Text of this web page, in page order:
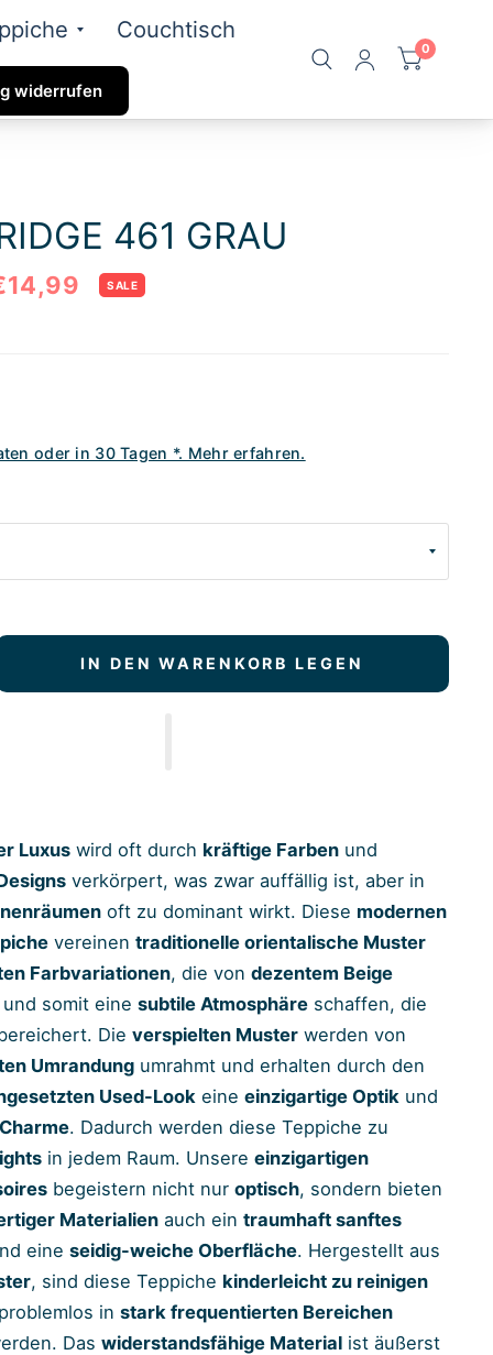
Couchtisch
widerrufen
0
461 GRAU
SALE
oder in 30 Tagen *. Mehr erfahren.
IN DEN WARENKORB LEGEN
Luxuswird oft durch kräftige Farbenund
verkörpert, was zwar auffällig ist, aber in
oft zu dominant wirkt. Diese modernen
vereinen traditionelle orientalische Muster
Farbvariationen, die von dezentem Beige
somit eine subtile Atmosphäreschaffen, die
Die verspielten Musterwerden von
Umrandungumrahmt und erhalten durch den
Used-Lookeine einzigartige Optikund
. Dadurch werden diese Teppiche zu
in jedem Raum. Unsere einzigartigen
begeistern nicht nur optisch, sondern bieten
Materialienauch ein traumhaft sanftes
eine seidig-weiche Oberfläche. Hergestellt aus
, sind diese Teppiche kinderleicht zu reinigen
in stark frequentierten Bereichen
Das widerstandsfähige Materialist äußerst